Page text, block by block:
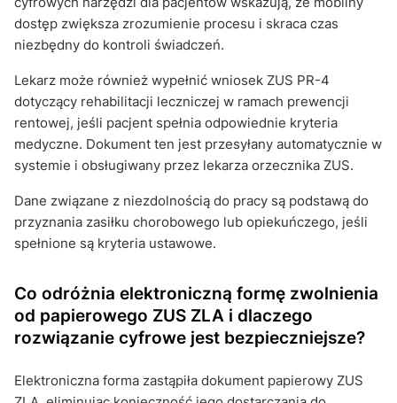
dostęp zwiększa zrozumienie procesu i skraca czas
niezbędny do kontroli świadczeń.
Lekarz może również wypełnić wniosek ZUS PR-4
dotyczący rehabilitacji leczniczej w ramach prewencji
rentowej, jeśli pacjent spełnia odpowiednie kryteria
medyczne. Dokument ten jest przesyłany automatycznie w
systemie i obsługiwany przez lekarza orzecznika ZUS.
Dane związane z niezdolnością do pracy są podstawą do
przyznania zasiłku chorobowego lub opiekuńczego, jeśli
spełnione są kryteria ustawowe.
Co odróżnia elektroniczną formę zwolnienia
od papierowego ZUS ZLA i dlaczego
rozwiązanie cyfrowe jest bezpieczniejsze?
Elektroniczna forma zastąpiła dokument papierowy ZUS